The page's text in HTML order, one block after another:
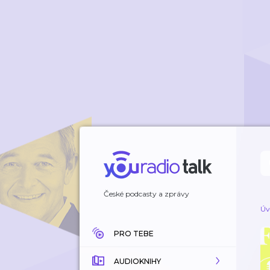
České podcasty a zprávy
PRO TEBE
AUDIOKNIHY